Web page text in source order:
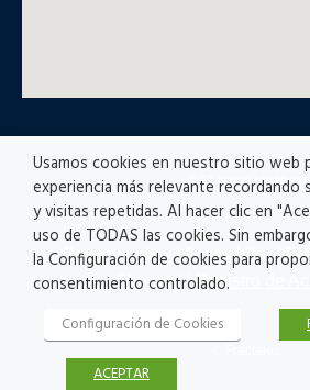
© All rights reserved
Privacy policy |Accesibility|
Channel|Registro de
Usamos cookies en nuestro sitio web
experiencia más relevante recordando
y visitas repetidas. Al hacer clic en
uso de TODAS las cookies. Sin
la Configuración de cookies para
consentimiento controlado.
Configuración de Cookies
ACEPTAR